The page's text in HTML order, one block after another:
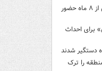
خدمه ناو آبراهام لینکلن: پس از ۸ ماه حضور
برای احداث
را ترک